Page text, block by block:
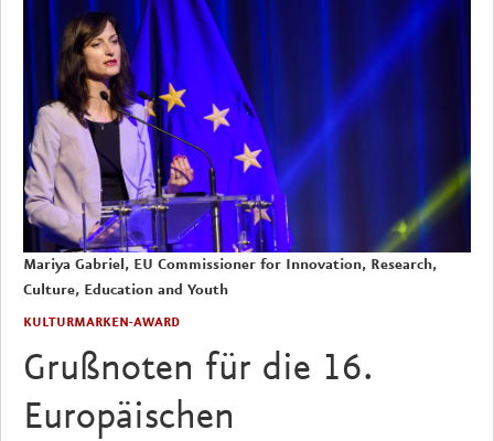
Mariya Gabriel, EU Commissioner for Innovation, Research,
Culture, Education and Youth
KULTURMARKEN-AWARD
Grußnoten für die 16.
Europäischen